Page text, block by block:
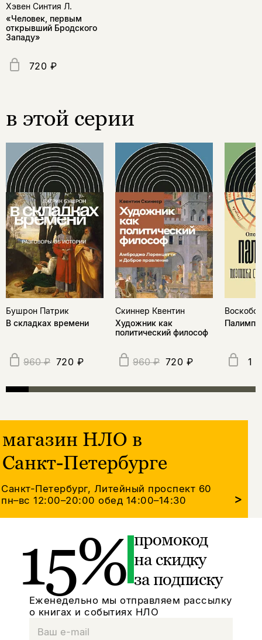
Хэвен Синтия Л.
«Человек, первым
открывший Бродского
Западу»
720 ₽
в этой серии
Бушрон Патрик
В складках времени
960 ₽ 720 ₽
Скиннер Квентин
Художник как
политический философ
960 ₽ 720 ₽ 1
магазин НЛО в
Санкт-Петербурге
Санкт-Петербург, Литейный проспект 60
пн–вс 12:00–20:00обед 14:00–14:30 >
15% промокод
на скидку
за подписку
Еженедельно мы отправляем рассылку
о книгах и событиях НЛО